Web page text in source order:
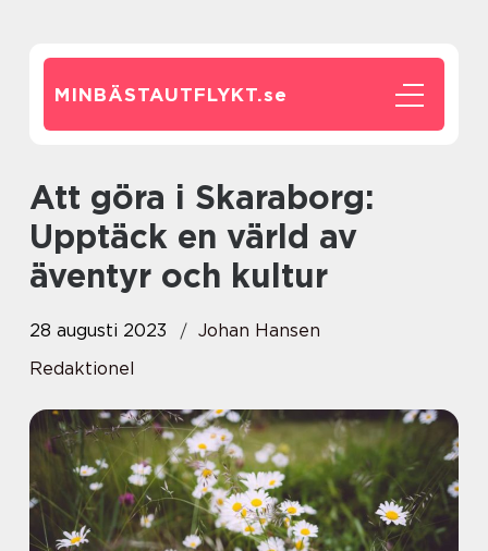
MINBÄSTAUTFLYKT.se
Att göra i Skaraborg:
Upptäck en värld av
äventyr och kultur
28 augusti 2023
Johan Hansen
Redaktionel